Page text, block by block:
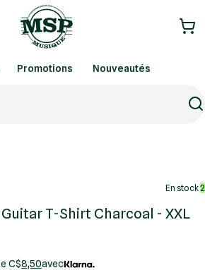
Promotions Nouveautés
En stock2
T-Shirt Charcoal - XXL
C$8,50avec